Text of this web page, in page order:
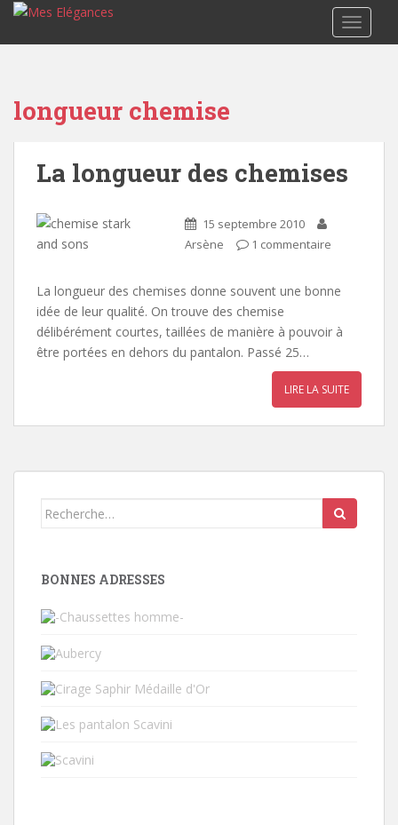
longueur chemise
La longueur des chemises
15 septembre 2010
Arsène
1 commentaire
La longueur des chemises donne souvent une bonne
idée de leur qualité. On trouve des chemise
délibérément courtes, taillées de manière à pouvoir à
être portées en dehors du pantalon. Passé 25…
LIRE LA SUITE
Search
BONNES ADRESSES